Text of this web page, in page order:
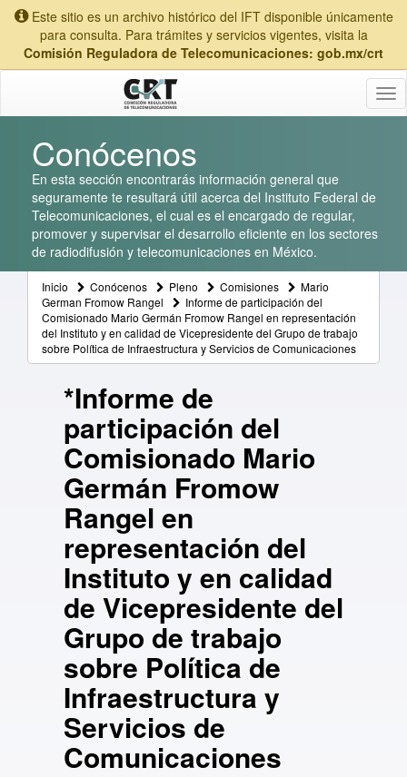
Este sitio es un archivo histórico del IFT disponible únicamente
para consulta. Para trámites y servicios vigentes, visita la
Comisión Reguladora de Telecomunicaciones: gob.mx/crt
Conócenos
En esta sección encontrarás información general que
seguramente te resultará útil acerca del Instituto Federal de
Telecomunicaciones, el cual es el encargado de regular,
promover y supervisar el desarrollo eficiente en los sectores
de radiodifusión y telecomunicaciones en México.
Inicio Conócenos Pleno Comisiones
Mario
German Fromow Rangel
Informe de participación del
Comisionado Mario Germán Fromow Rangel en representación
del Instituto y en calidad de Vicepresidente del Grupo de trabajo
sobre Política de Infraestructura y Servicios de Comunicaciones
*Informe de
participación del
Comisionado Mario
Germán Fromow
Rangel en
representación del
Instituto y en calidad
de Vicepresidente del
Grupo de trabajo
sobre Política de
Infraestructura y
Servicios de
Comunicaciones